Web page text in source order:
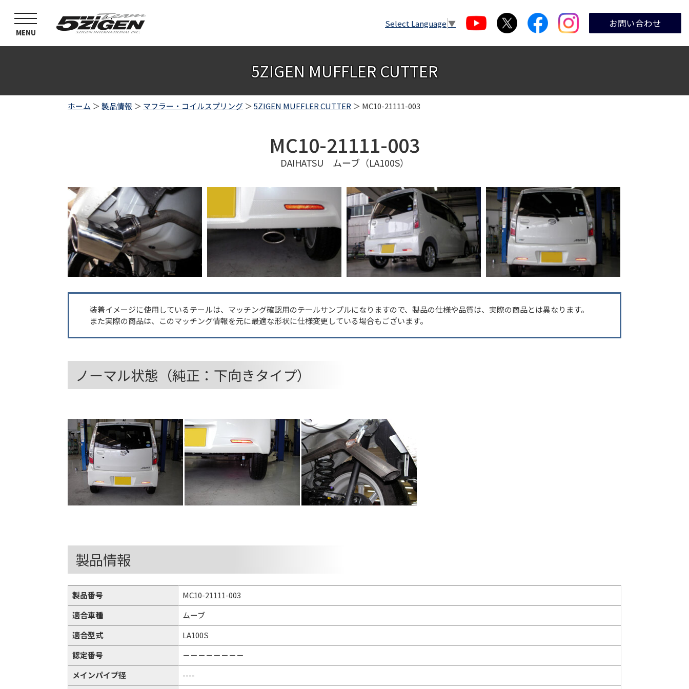
toggle
navigation
MENU
Select Language ▼ お問い合わせ
5ZIGEN MUFFLER CUTTER
ホーム ＞製品情報 ＞ マフラー・コイルスプリング ＞5ZIGEN MUFFLER CUTTER ＞ MC10-21111-003
MC10-21111-003
DAIHATSU ムーブ（LA100S）
装着イメージに使用しているテールは、マッチング確認用のテールサンプルになりますので、製品の仕様や品質は、実際の商品とは異なります。
また実際の商品は、このマッチング情報を元に最適な形状に仕様変更している場合もございます。
ノーマル状態（純正：下向きタイプ）
製品情報
製品番号
MC10-21111-003
適合車種
ムーブ
適合型式
LA100S
認定番号
－－－－－－－－
メインパイプ径
----